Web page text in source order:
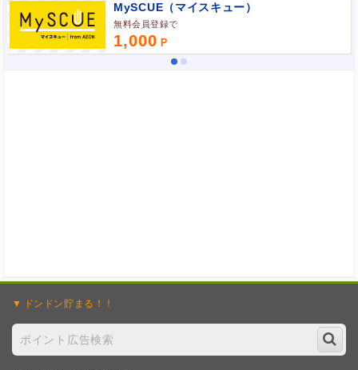
ポイント広告に関するFAQはこちら
MySCUE（マイスキュー）
無料会員登録で
1,000
ドンドン貯まる！！